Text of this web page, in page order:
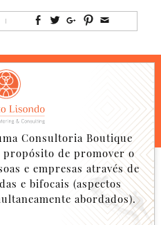
Consultoria Boutique
propósito de promover o
e empresas através de
e bifocais (aspectos
abordados).